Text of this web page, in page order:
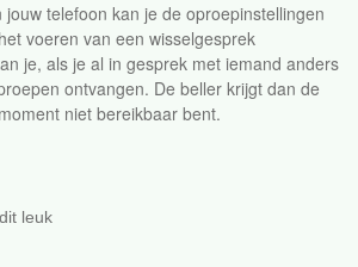
telefoon kan je de oproepinstellingen
voeren van een wisselgesprek
je, als je al in gesprek met iemand anders
ontvangen. De beller krijgt dan de
niet bereikbaar bent.
leuk